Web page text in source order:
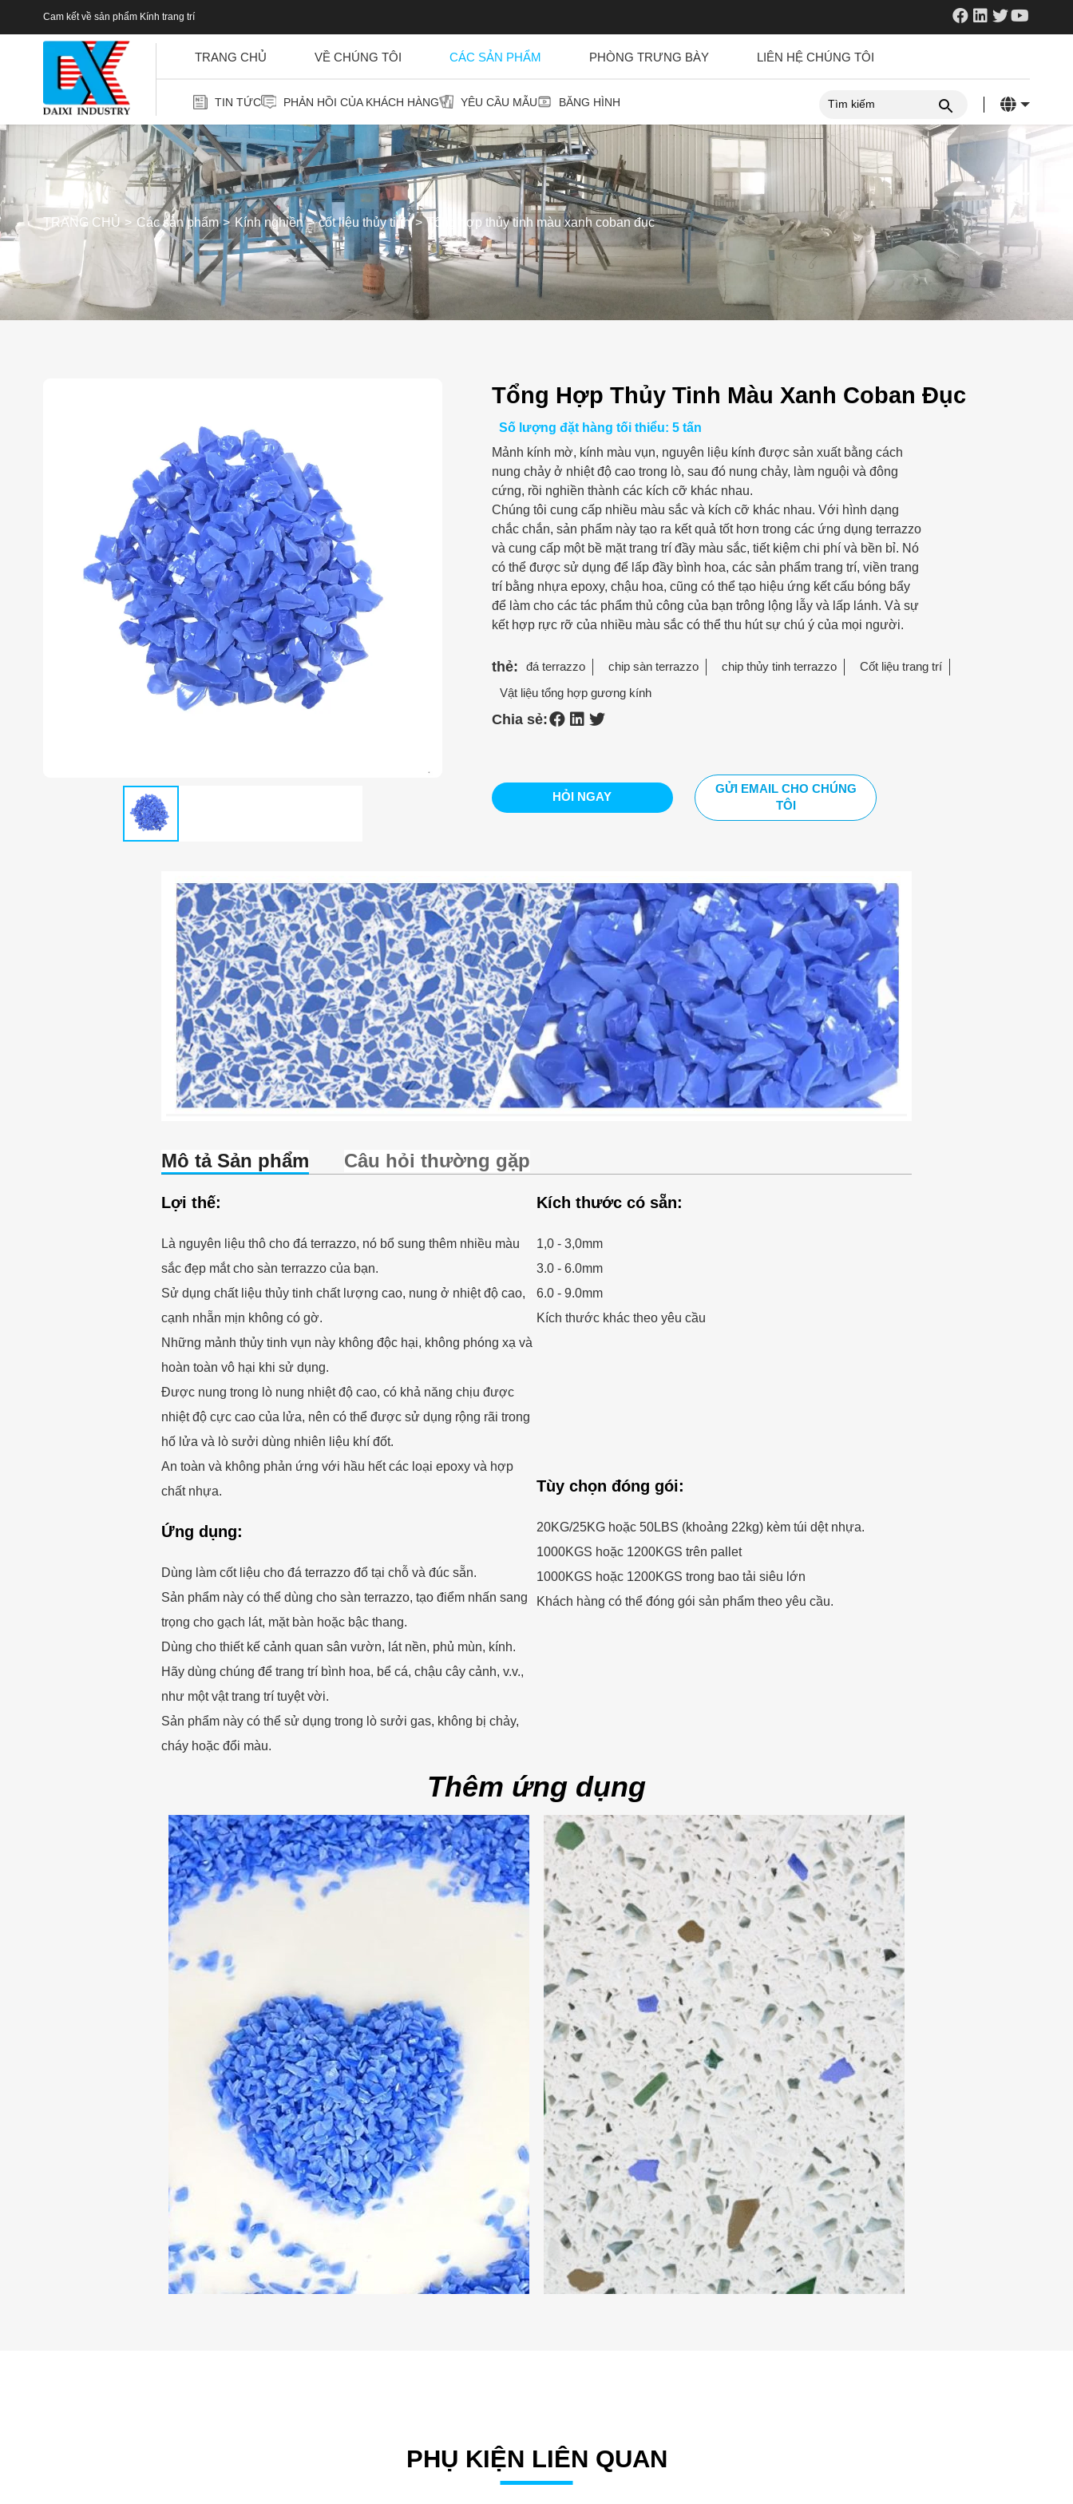
Cam kết về sản phẩm Kính trang trí
TRANG CHỦ VỀ CHÚNG TÔI CÁC SẢN PHẨM PHÒNG TRƯNG BÀY LIÊN HỆ CHÚNG TÔI
TIN TỨC PHẢN HỒI CỦA KHÁCH HÀNG YÊU CẦU MẪU BĂNG HÌNH
TRANG CHỦ Các sản phẩm Kính nghiền cốt liệu thủy tinh Tổng hợp thủy tinh màu xanh coban đục
Tổng Hợp Thủy Tinh Màu Xanh Coban Đục
Số lượng đặt hàng tối thiểu: 5 tấn
Mảnh kính mờ, kính màu vụn, nguyên liệu kính được sản xuất bằng cách
nung chảy ở nhiệt độ cao trong lò, sau đó nung chảy, làm nguội và đông
cứng, rồi nghiền thành các kích cỡ khác nhau.
Chúng tôi cung cấp nhiều màu sắc và kích cỡ khác nhau. Với hình dạng
chắc chắn, sản phẩm này tạo ra kết quả tốt hơn trong các ứng dụng terrazzo
và cung cấp một bề mặt trang trí đầy màu sắc, tiết kiệm chi phí và bền bỉ. Nó
có thể được sử dụng để lấp đầy bình hoa, các sản phẩm trang trí, viền trang
trí bằng nhựa epoxy, chậu hoa, cũng có thể tạo hiệu ứng kết cấu bóng bẩy
để làm cho các tác phẩm thủ công của bạn trông lộng lẫy và lấp lánh. Và sự
kết hợp rực rỡ của nhiều màu sắc có thể thu hút sự chú ý của mọi người.
thẻ: đá terrazzo chip sàn terrazzo chip thủy tinh terrazzo Cốt liệu trang trí
Vật liệu tổng hợp gương kính
Chia sẻ:
HỎI NGAY
GỬI EMAIL CHO CHÚNG
TÔI
Mô tả Sản phẩm Câu hỏi thường gặp
Lợi thế:
Là nguyên liệu thô cho đá terrazzo, nó bổ sung thêm nhiều màu
sắc đẹp mắt cho sàn terrazzo của bạn.
Sử dụng chất liệu thủy tinh chất lượng cao, nung ở nhiệt độ cao,
cạnh nhẵn mịn không có gờ.
Những mảnh thủy tinh vụn này không độc hại, không phóng xạ và
hoàn toàn vô hại khi sử dụng.
Được nung trong lò nung nhiệt độ cao, có khả năng chịu được
nhiệt độ cực cao của lửa, nên có thể được sử dụng rộng rãi trong
hố lửa và lò sưởi dùng nhiên liệu khí đốt.
An toàn và không phản ứng với hầu hết các loại epoxy và hợp
chất nhựa.
Ứng dụng:
Dùng làm cốt liệu cho đá terrazzo đổ tại chỗ và đúc sẵn.
Sản phẩm này có thể dùng cho sàn terrazzo, tạo điểm nhấn sang
trọng cho gạch lát, mặt bàn hoặc bậc thang.
Dùng cho thiết kế cảnh quan sân vườn, lát nền, phủ mùn, kính.
Hãy dùng chúng để trang trí bình hoa, bể cá, chậu cây cảnh, v.v.,
như một vật trang trí tuyệt vời.
Sản phẩm này có thể sử dụng trong lò sưởi gas, không bị chảy,
cháy hoặc đổi màu.
Kích thước có sẵn:
1,0 - 3,0mm
3.0 - 6.0mm
6.0 - 9.0mm
Kích thước khác theo yêu cầu
Tùy chọn đóng gói:
20KG/25KG hoặc 50LBS (khoảng 22kg) kèm túi dệt nhựa.
1000KGS hoặc 1200KGS trên pallet
1000KGS hoặc 1200KGS trong bao tải siêu lớn
Khách hàng có thể đóng gói sản phẩm theo yêu cầu.
Thêm ứng dụng
PHỤ KIỆN LIÊN QUAN